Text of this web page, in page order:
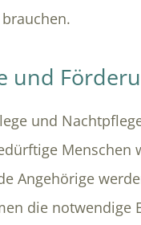
und
und
Menschen
Angehörige
die notwendige